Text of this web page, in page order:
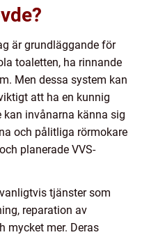
är grundläggande för
toaletten, ha rinnande
Men dessa system kan
att ha en kunnig
kan invånarna känna sig
och pålitliga rörmokare
planerade VVS-
tjänster som
reparation av
mycket mer. Deras